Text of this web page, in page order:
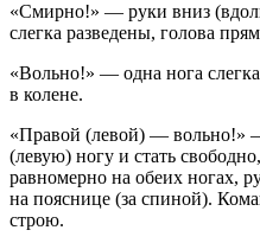
«Смирно!» — руки вниз
слегка разведены, голова
«Вольно!» — одна нога слегка
в колене.
«Правой (левой) — вольно!»
(левую) ногу и стать
равномерно на обеих ногах,
на пояснице (за спиной).
строю.